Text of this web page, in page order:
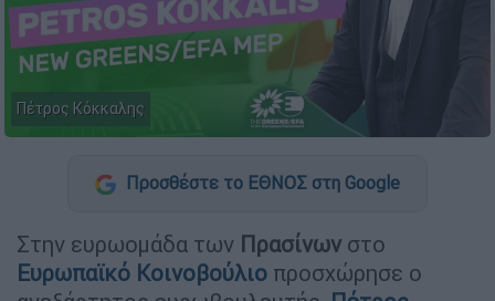
Πέτρος Κόκκαλης
Προσθέστε το ΕΘΝΟΣ στη Google
Στην ευρωομάδα των Πρασίνων στο
Ευρωπαϊκό Κοινοβούλιο προσχώρησε ο